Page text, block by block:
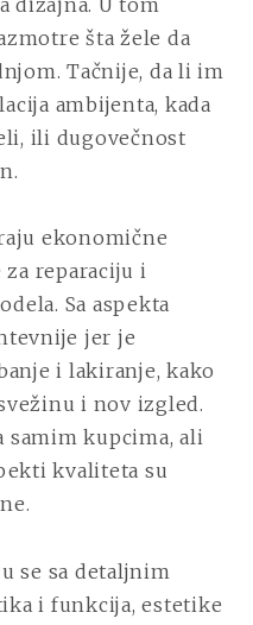
šta žele da
Tačnije, da li im
ambijenta, kada
ili dugovečnost
ekonomične
reparaciju i
Sa aspekta
jer je
i lakiranje, kako
i nov izgled.
samim kupcima, ali
kvaliteta su
se sa detaljnim
i funkcija, estetike